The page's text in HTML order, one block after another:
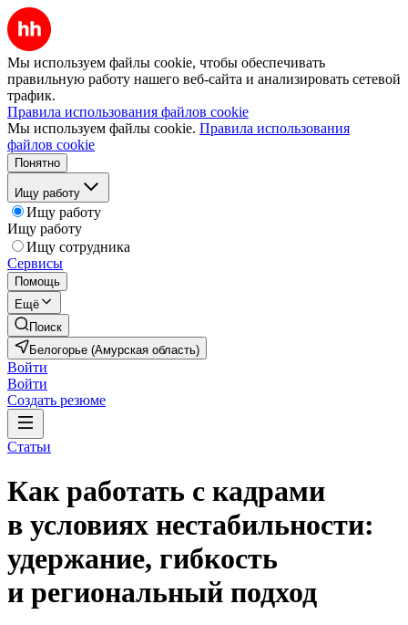
Мы используем файлы cookie, чтобы обеспечивать
правильную работу нашего веб-сайта и анализировать сетевой
трафик.
Правила использования файлов cookie
Мы используем файлы cookie. Правила использования
файлов cookie
Понятно
Ищу работу
Ищу работу
Ищу работу
Ищу сотрудника
Сервисы
Помощь
Ещё
Поиск
Белогорье (Амурская область)
Войти
Войти
Создать резюме
Статьи
Как работать с кадрами
в условиях нестабильности:
удержание, гибкость
и региональный подход